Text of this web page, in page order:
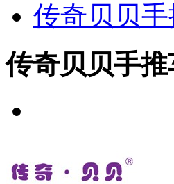
传奇贝贝
传奇贝贝手